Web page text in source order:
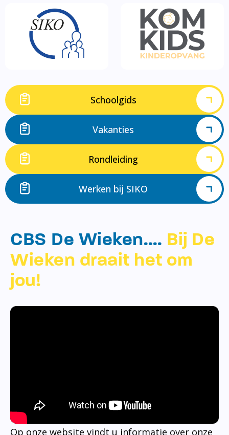
Schoolgids
Vakanties
Rondleiding
Werken bij SIKO
CBS De Wieken…. Bij De
Wieken draait het om
jou!
Op onze website vindt u informatie over onze